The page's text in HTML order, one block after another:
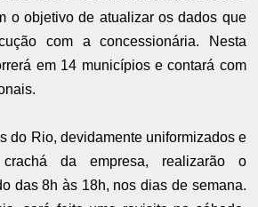
o objetivo de atualizar os dados que
com a concessionária. Nesta
em 14 municípios e contará com
do Rio, devidamente uniformizados e
crachá da empresa, realizarão o
das 8h às 18h, nos dias de semana.